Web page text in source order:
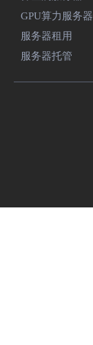
GPU算力服务器
服务器租用
服务器托管